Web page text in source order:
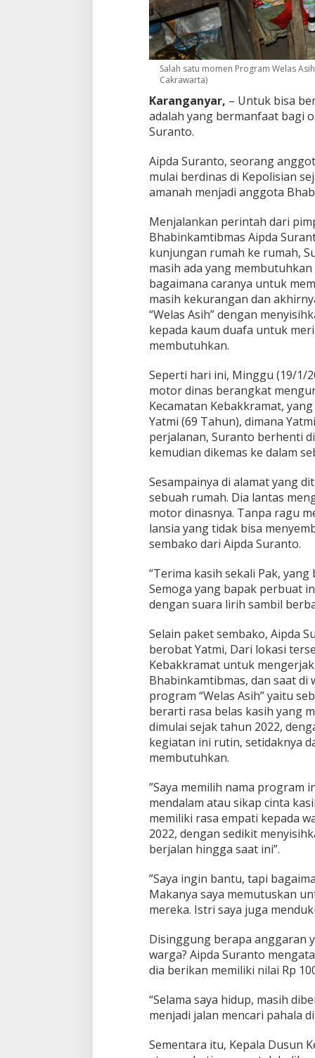
i
s
a
h
C
i
a
K
i
h
P
o
i
s
K
a
r
a
n
g
a
a
r
y
a
n
g
T
K
e
n
a
P
m
r
i
Salah satu momen Program Welas
Cakrawarta)
Karanganyar, – Untuk bisa
adalah yang bermanfaat bagi
Suranto.
Aipda Suranto, seorang
mulai berdinas di Kepolisian
amanah menjadi anggota
Menjalankan perintah dari
Bhabinkamtibmas Aipda
kunjungan rumah ke rumah,
masih ada yang
bagaimana caranya untuk
masih kekurangan dan
“Welas Asih” dengan
kepada kaum duafa untuk
membutuhkan.
Seperti hari ini, Minggu (19/1/
motor dinas berangkat
Kecamatan Kebakkramat,
Yatmi (69 Tahun), dimana
perjalanan, Suranto berhenti
kemudian dikemas ke dalam
Sesampainya di alamat yang
sebuah rumah. Dia lantas
motor dinasnya. Tanpa ragu
lansia yang tidak bisa
sembako dari Aipda Suranto.
“Terima kasih sekali Pak,
Semoga yang bapak perbuat
dengan suara lirih sambil
Selain paket sembako, Aipda
berobat Yatmi, Dari lokasi
Kebakkramat untuk
Bhabinkamtibmas, dan saat di
program “Welas Asih” yaitu
berarti rasa belas kasih yang
dimulai sejak tahun 2022,
kegiatan ini rutin, setidaknya
membutuhkan.
”Saya memilih nama program
mendalam atau sikap cinta
memiliki rasa empati kepada
2022, dengan sedikit
berjalan hingga saat ini”.
”Saya ingin bantu, tapi
Makanya saya memutuskan
mereka. Istri saya juga
Disinggung berapa anggaran
warga? Aipda Suranto
dia berikan memiliki nilai Rp
“Selama saya hidup, masih
menjadi jalan mencari pahala
Sementara itu, Kepala Dusun